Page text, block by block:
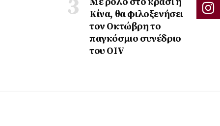
Κίνα, θα φιλοξενήσει
τον Οκτώβρη το
παγκόσμιο συνέδριο
του ΟΙV